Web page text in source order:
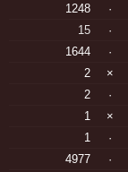
1248
·
15 ·
1644
·
2 ×
2
·
1
×
1
·
4977
·